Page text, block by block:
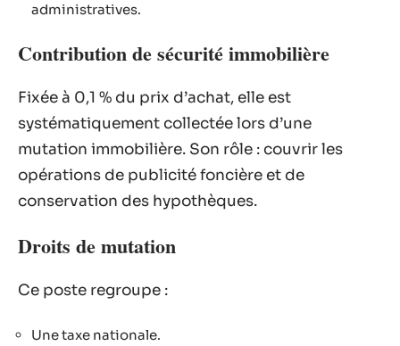
administratives.
Contribution de sécurité immobilière
Fixée à 0,1 % du prix d’achat, elle est
systématiquement collectée lors d’une
mutation immobilière. Son rôle : couvrir les
opérations de publicité foncière et de
conservation des hypothèques.
Droits de mutation
Ce poste regroupe :
Une taxe nationale.